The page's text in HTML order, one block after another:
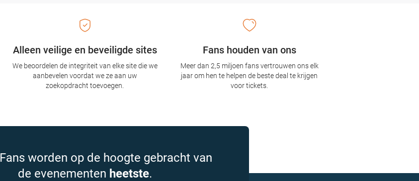
Alleen veilige en beveiligde sites
We beoordelen de integriteit van elke site die we
aanbevelen voordat we ze aan uw
zoekopdracht toevoegen.
Fans houden van ons
Meer dan 2,5 miljoen fans vertrouwen ons elk
jaar om hen te helpen de beste deal te krijgen
voor tickets.
Fans worden op de hoogte gebracht van
de evenementen heetste.